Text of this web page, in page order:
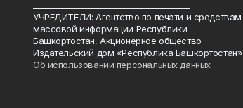
УЧРЕДИТЕЛИ: Агентство по печати и средствам
массовой информации Республики
Башкортостан, Акционерное общество
Издательский дом «Республика Башкортостан»
Об использовании персональных данных